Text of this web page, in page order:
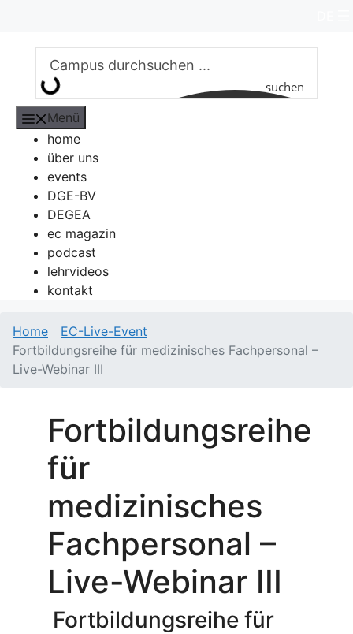
springen
suchen
Menü
home
über uns
events
DGE-BV
DEGEA
ec magazin
podcast
lehrvideos
kontakt
Home
EC-Live-Event
Fortbildungsreihe für medizinisches Fachpersonal –
Live-Webinar III
Fortbildungsreihe
für
medizinisches
Fachpersonal –
Live-Webinar III
Fortbildungsreihe für